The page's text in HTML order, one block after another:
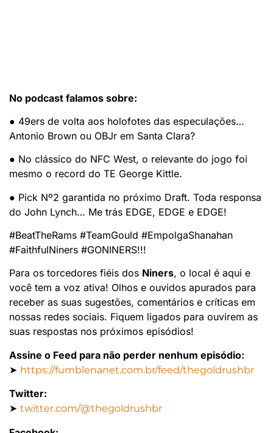
No podcast falamos sobre:
● 49ers de volta aos holofotes das especulações…
Antonio Brown ou OBJr em Santa Clara?
● No clássico do NFC West, o relevante do jogo foi
mesmo o record do TE George Kittle.
● Pick Nº2 garantida no próximo Draft. Toda responsa
do John Lynch… Me trás EDGE, EDGE e EDGE!
#BeatTheRams #TeamGould #EmpolgaShanahan
#FaithfulNiners #GONINERS!!!
Para os torcedores fiéis dos Niners, o local é aqui e
você tem a voz ativa! Olhos e ouvidos apurados para
receber as suas sugestões, comentários e críticas em
nossas redes sociais. Fiquem ligados para ouvirem as
suas respostas nos próximos episódios!
Assine o Feed para não perder nenhum episódio:
➤ https://fumblenanet.com.br/feed/thegoldrushbr
Twitter:
➤ twitter.com/@thegoldrushbr